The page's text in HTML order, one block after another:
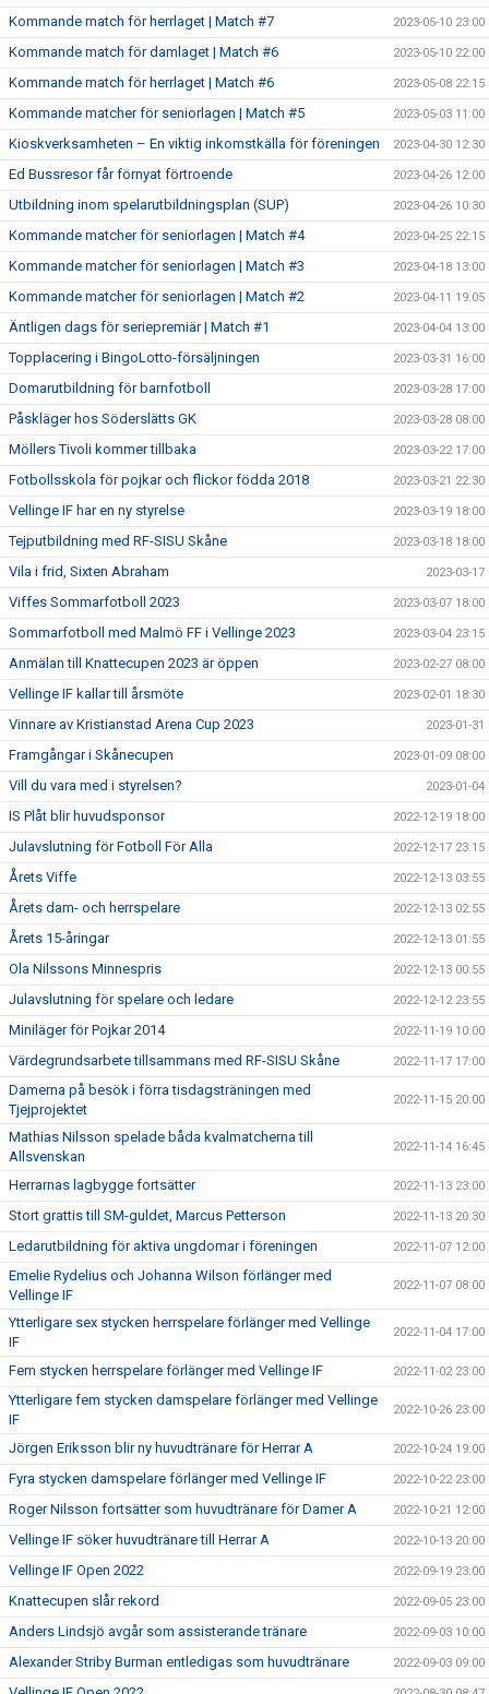
Kommande match för herrlaget | Match #7 2023-05-10 23:00
Kommande match för damlaget | Match #6 2023-05-10 22:00
Kommande match för herrlaget | Match #6 2023-05-08 22:15
Kommande matcher för seniorlagen | Match #5 2023-05-03 11:00
Kioskverksamheten – En viktig inkomstkälla för föreningen 2023-04-30 12:30
Ed Bussresor får förnyat förtroende 2023-04-26 12:00
Utbildning inom spelarutbildningsplan (SUP) 2023-04-26 10:30
Kommande matcher för seniorlagen | Match #4 2023-04-25 22:15
Kommande matcher för seniorlagen | Match #3 2023-04-18 13:00
Kommande matcher för seniorlagen | Match #2 2023-04-11 19:05
Äntligen dags för seriepremiär | Match #1 2023-04-04 13:00
Topplacering i BingoLotto-försäljningen 2023-03-31 16:00
Domarutbildning för barnfotboll 2023-03-28 17:00
Påskläger hos Söderslätts GK 2023-03-28 08:00
Möllers Tivoli kommer tillbaka 2023-03-22 17:00
Fotbollsskola för pojkar och flickor födda 2018 2023-03-21 22:30
Vellinge IF har en ny styrelse 2023-03-19 18:00
Tejputbildning med RF-SISU Skåne 2023-03-18 18:00
Vila i frid, Sixten Abraham 2023-03-17
Viffes Sommarfotboll 2023 2023-03-07 18:00
Sommarfotboll med Malmö FF i Vellinge 2023 2023-03-04 23:15
Anmälan till Knattecupen 2023 är öppen 2023-02-27 08:00
Vellinge IF kallar till årsmöte 2023-02-01 18:30
Vinnare av Kristianstad Arena Cup 2023 2023-01-31
Framgångar i Skånecupen 2023-01-09 08:00
Vill du vara med i styrelsen? 2023-01-04
IS Plåt blir huvudsponsor 2022-12-19 18:00
Julavslutning för Fotboll För Alla 2022-12-17 23:15
Årets Viffe 2022-12-13 03:55
Årets dam- och herrspelare 2022-12-13 02:55
Årets 15-åringar 2022-12-13 01:55
Ola Nilssons Minnespris 2022-12-13 00:55
Julavslutning för spelare och ledare 2022-12-12 23:55
Miniläger för Pojkar 2014 2022-11-19 10:00
Värdegrundsarbete tillsammans med RF-SISU Skåne 2022-11-17 17:00
Damerna på besök i förra tisdagsträningen med
Tjejprojektet
2022-11-15 20:00
Mathias Nilsson spelade båda kvalmatcherna till
Allsvenskan
2022-11-14 16:45
Herrarnas lagbygge fortsätter 2022-11-13 23:00
Stort grattis till SM-guldet, Marcus Petterson 2022-11-13 20:30
Ledarutbildning för aktiva ungdomar i föreningen 2022-11-07 12:00
Emelie Rydelius och Johanna Wilson förlänger med
Vellinge IF
2022-11-07 08:00
Ytterligare sex stycken herrspelare förlänger med Vellinge
IF
2022-11-04 17:00
Fem stycken herrspelare förlänger med Vellinge IF 2022-11-02 23:00
Ytterligare fem stycken damspelare förlänger med Vellinge
IF
2022-10-26 23:00
Jörgen Eriksson blir ny huvudtränare för Herrar A 2022-10-24 19:00
Fyra stycken damspelare förlänger med Vellinge IF 2022-10-22 23:00
Roger Nilsson fortsätter som huvudtränare för Damer A 2022-10-21 12:00
Vellinge IF söker huvudtränare till Herrar A 2022-10-13 20:00
Vellinge IF Open 2022 2022-09-19 23:00
Knattecupen slår rekord 2022-09-05 23:00
Anders Lindsjö avgår som assisterande tränare 2022-09-03 10:00
Alexander Striby Burman entledigas som huvudtränare 2022-09-03 09:00